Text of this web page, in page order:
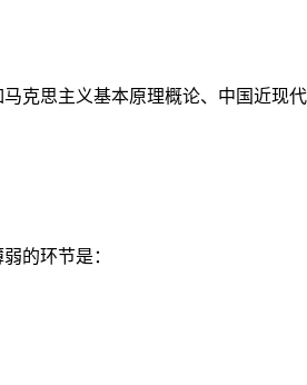
克思主义基本原理概论、中国近现
的环节是：